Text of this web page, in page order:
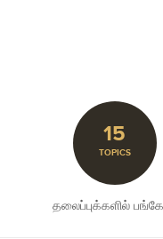
15
TOPICS
தலைப்புக்களில்